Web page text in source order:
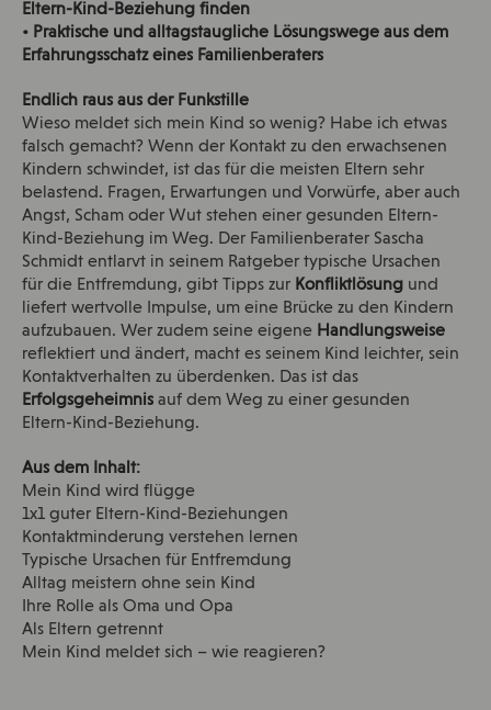
Eltern-Kind-Beziehung finden
• Praktische und alltagstaugliche Lösungswege aus dem
Erfahrungsschatz eines Familienberaters
Endlich raus aus der Funkstille
Wieso meldet sich mein Kind so wenig? Habe ich etwas
falsch gemacht? Wenn der Kontakt zu den erwachsenen
Kindern schwindet, ist das für die meisten Eltern sehr
belastend. Fragen, Erwartungen und Vorwürfe, aber auch
Angst, Scham oder Wut stehen einer gesunden Eltern-
Kind-Beziehung im Weg. Der Familienberater Sascha
Schmidt entlarvt in seinem Ratgeber typische Ursachen
für die Entfremdung, gibt Tipps zur Konfliktlösungund
liefert wertvolle Impulse, um eine Brücke zu den Kindern
aufzubauen. Wer zudem seine eigene Handlungsweise
reflektiert und ändert, macht es seinem Kind leichter, sein
Kontaktverhalten zu überdenken. Das ist das
Erfolgsgeheimnisauf dem Weg zu einer gesunden
Eltern-Kind-Beziehung.
Aus dem Inhalt:
Mein Kind wird flügge
1x1 guter Eltern-Kind-Beziehungen
Kontaktminderung verstehen lernen
Typische Ursachen für Entfremdung
Alltag meistern ohne sein Kind
Ihre Rolle als Oma und Opa
Als Eltern getrennt
Mein Kind meldet sich – wie reagieren?